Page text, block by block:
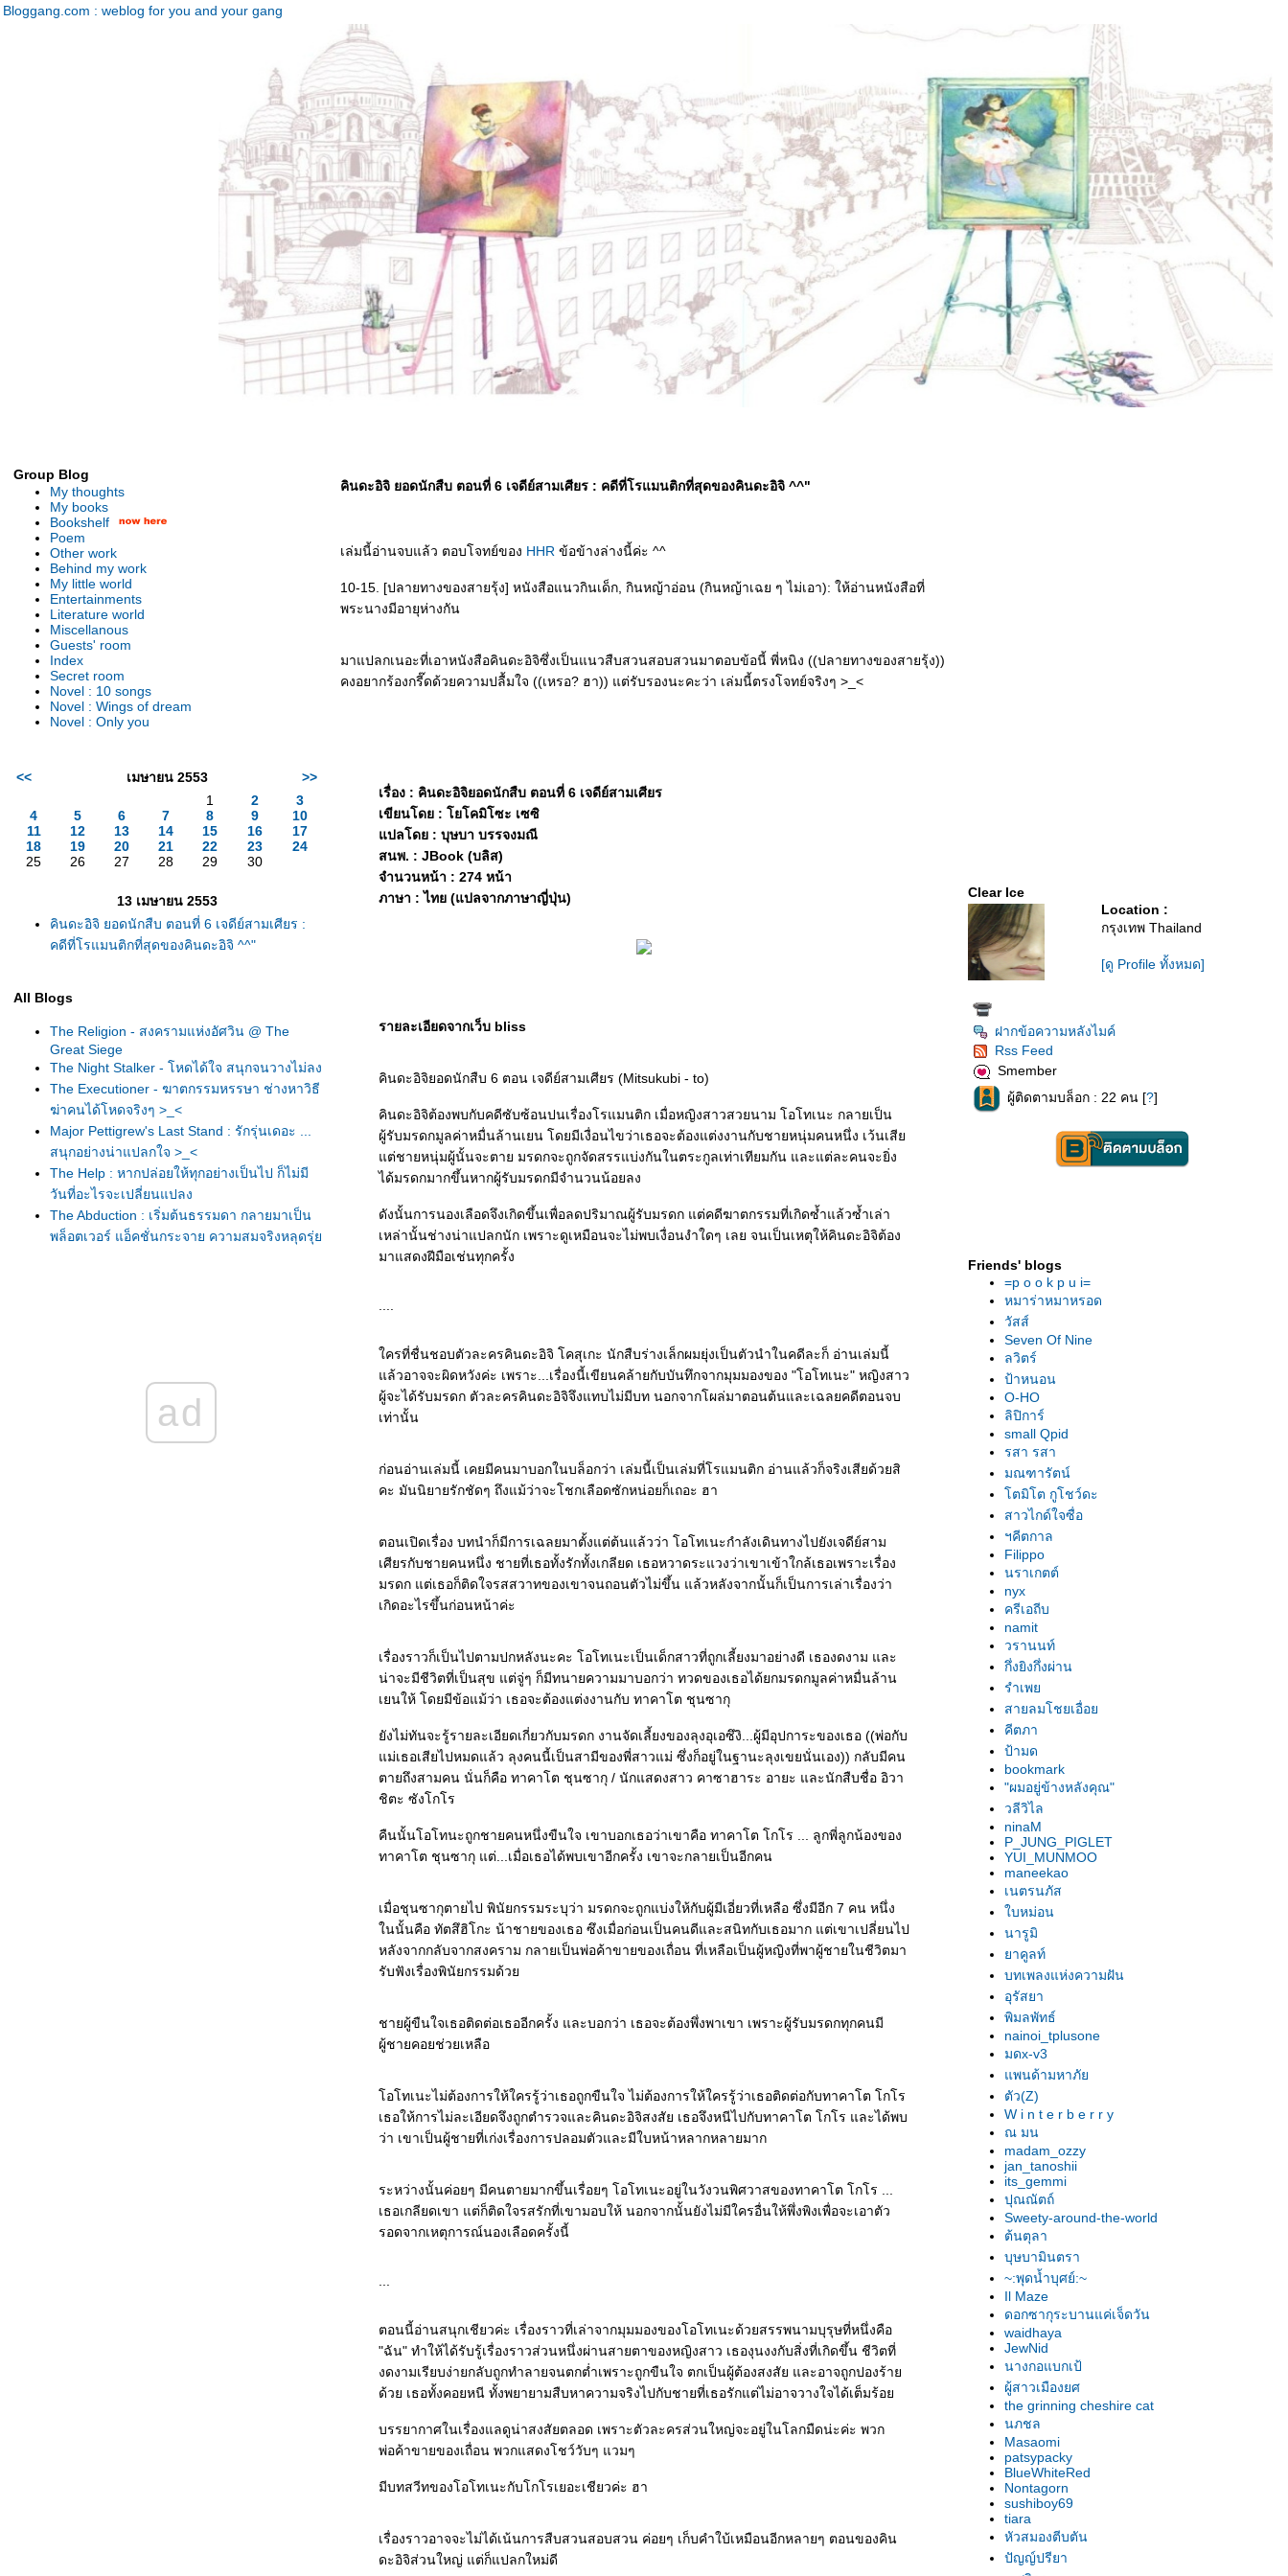
Bloggang.com : weblog for you and your gang
Group Blog
My thoughts
My books
Bookshelf
Poem
Other work
Behind my work
My little world
Entertainments
Literature world
Miscellanous
Guests' room
Index
Secret room
Novel : 10 songs
Novel : Wings of dream
Novel : Only you
<< เมษายน 2553
>>
1
2
3
4
5 6 7 8 9
10
11
12 13 14 15 16
17
18
19 20 21 22 23
24
25
26 27 28 29 30
13 เมษายน 2553
คินดะอิจิ ยอดนักสืบ ตอนที่ 6 เจดีย์สามเศียร :
คดีที่โรแมนติกที่สุดของคินดะอิจิ ^^"
All Blogs
The Religion - สงครามแห่งอัศวิน @ The
Great Siege
The Night Stalker - โหดได้ใจ สนุกจนวางไม่ลง
The Executioner - ฆาตกรรมหรรษา ช่างหาวิธี
ฆ่าคนได้โหดจริงๆ >_<
Major Pettigrew's Last Stand : รักรุ่นเดอะ ...
สนุกอย่างน่าแปลกใจ >_<
The Help : หากปล่อยให้ทุกอย่างเป็นไป ก็ไม่มี
วันที่อะไรจะเปลี่ยนแปลง
The Abduction : เริ่มต้นธรรมดา กลายมาเป็น
พล็อตเวอร์ แอ็คชั่นกระจาย ความสมจริงหลุดรุ่
"ศานตาราม" ก็มีทุกสีใน spectrum เลยทีเดียว -
Old City Hall : ทั้งๆ ที่คดีไม่มีอะไรแท้ๆ ก็เขียน
ad
คินดะอิจิ ยอดนักสืบ ตอนที่ 6 เจดีย์สามเศียร : คดีที่โรแมนติกที่สุดของคินดะอิจิ ^^"
เล่มนี้อ่านจบแล้ว ตอบโจทย์ของ HHR ข้อข้างล่างนี้ค่ะ ^^
10-15. [ปลายทางของสายรุ้ง] หนังสือแนวกินเด็ก, กินหญ้าอ่อน (กินหญ้าเฉย ๆ ไม่เอา): ให้อ่านหนังสือที่
พระนางมีอายุห่างกัน
มาแปลกเนอะที่เอาหนังสือคินดะอิจิซึ่งเป็นแนวสืบสวนสอบสวนมาตอบข้อนี้ พี่หนิง ((ปลายทางของสายรุ้ง))
คงอยากร้องกรี๊ดด้วยความปลื้มใจ ((เหรอ? ฮา)) แต่รับรองนะคะว่า เล่มนี้ตรงโจทย์จริงๆ >_<
เรื่อง : คินดะอิจิยอดนักสืบ ตอนที่ 6 เจดีย์สามเศียร
เขียนโดย : โยโคมิโซะ เซซิ
ปลโดย : บุษบา บรรจงมณี
สนพ. : JBook (บลิส)
จำนวนหน้า : 274 หน้า
ภาษา : ไทย (แปลจากภาษาญี่ปุ่น)
รายละเอียดจากเว็บ bliss
คินดะอิจิยอดนักสืบ 6 ตอน เจดีย์สามเศียร (Mitsukubi - to)
คินดะอิจิต้องพบกับคดีซับซ้อนปนเรื่องโรแมนติก เมื่อหญิงสาวสวยนาม โอโทเนะ กลายเป็น
ผู้รับมรดกมูลค่าหมื่นล้านเยน โดยมีเงื่อนไขว่าเธอจะต้องแต่งงานกับชายหนุ่มคนหนึ่ง เว้นเสี
ต่ชายหนุ่มผู้นั้นจะตาย มรดกจะถูกจัดสรรแบ่งกันในตระกูลเท่าเทียมกัน และแต่ละคนจะยิ่ง
ได้มรดกมากขึ้นหากผู้รับมรดกมีจำนวนน้อยลง
ดังนั้นการนองเลือดจึงเกิดขึ้นเพื่อลดปริมาณผู้รับมรดก แต่คดีฆาตกรรมที่เกิดซ้ำแล้วซ้ำเล่า
เหล่านั้นช่างน่าแปลกนัก เพราะดูเหมือนจะไม่พบเงื่อนงำใดๆ เลย จนเป็นเหตุให้คินดะอิจิต้อง
มาแสดงฝีมือเช่นทุกครั้ง
ครที่ชื่นชอบตัวละครคินดะอิจิ โคสุเกะ นักสืบร่างเล็กผมยุ่งเป็นตัวนำในคดีละก็ อ่านเล่มนี้
ล้วอาจจะผิดหวังค่ะ เพราะ...เรื่องนี้เขียนคล้ายกับบันทึกจากมุมมองของ "โอโทเนะ" หญิงสาว
ผู้จะได้รับมรดก ตัวละครคินดะอิจิจึงแทบไม่มีบท นอกจากโผล่มาตอนต้นและเฉลยคดีตอนจบ
เท่านั้น
ก่อนอ่านเล่มนี้ เคยมีคนมาบอกในบล็อกว่า เล่มนี้เป็นเล่มที่โรแมนติก อ่านแล้วก็จริงเสียด้วยสิ
คะ มันนิยายรักชัดๆ ถึงแม้ว่าจะโชกเลือดซักหน่อยก็เถอะ ฮา
ตอนเปิดเรื่อง บทนำก็มีการเฉลยมาตั้งแต่ต้นแล้วว่า โอโทเนะกำลังเดินทางไปยังเจดีย์สาม
เศียรกับชายคนหนึ่ง ชายที่เธอทั้งรักทั้งเกลียด เธอหวาดระแวงว่าเขาเข้าใกล้เธอเพราะเรื่อง
มรดก แต่เธอก็ติดใจรสสวาทของเขาจนถอนตัวไม่ขึ้น แล้วหลังจากนั้นก็เป็นการเล่าเรื่องว่า
เกิดอะไรขึ้นก่อนหน้าค่ะ
เรื่องราวก็เป็นไปตามปกหลังนะคะ โอโทเนะเป็นเด็กสาวที่ถูกเลี้ยงมาอย่างดี เธองดงาม และ
น่าจะมีชีวิตที่เป็นสุข แต่จู่ๆ ก็มีทนายความมาบอกว่า ทวดของเธอได้ยกมรดกมูลค่าหมื่นล้าน
เยนให้ โดยมีข้อแม้ว่า เธอจะต้องแต่งงานกับ ทาคาโต ชุนซากุ
ังไม่ทันจะรู้รายละเอียดเกี่ยวกับมรดก งานจัดเลี้ยงของลุงอุเอซึงิ...ผู้มีอุปการะของเธอ ((พ่อกับ
ม่เธอเสียไปหมดแล้ว ลุงคนนี้เป็นสามีของพี่สาวแม่ ซึ่งก็อยู่ในฐานะลุงเขยนั่นเอง)) กลับมีคน
ตายถึงสามคน นั่นก็คือ ทาคาโต ชุนซากุ / นักแสดงสาว คาซาฮาระ อายะ และนักสืบชื่อ อิวา
ชิตะ ซังโกโร
คืนนั้นโอโทนะถูกชายคนหนึ่งขืนใจ เขาบอกเธอว่าเขาคือ ทาคาโต โกโร ... ลูกพี่ลูกน้องของ
ทาคาโต ชุนซากุ แต่...เมื่อเธอได้พบเขาอีกครั้ง เขาจะกลายเป็นอีกคน
เมื่อชุนซากุตายไป พินัยกรรมระบุว่า มรดกจะถูกแบ่งให้กับผู้มีเอี่ยวที่เหลือ ซึ่งมีอีก 7 คน หนึ่ง
นนั้นคือ ทัตสึฮิโกะ น้าชายของเธอ ซึงเมื่อก่อนเป็นคนดีและสนิทกับเธอมาก แต่เขาเปลี่ยนไป
หลังจากกลับจากสงคราม กลายเป็นพ่อค้าขายของเถื่อน ที่เหลือเป็นผู้หญิงที่พาผู้ชายในชีวิตมา
รับฟังเรื่องพินัยกรรมด้ว
ชายผู้ขืนใจเธอติดต่อเธออีกครั้ง และบอกว่า เธอจะต้องพึ่งพาเขา เพราะผู้รับมรดกทุกคนมี
ผู้ชายคอยช่วยเหลือ
อโทเนะไม่ต้องการให้ใครรู้ว่าเธอถูกขืนใจ ไม่ต้องการให้ใครรู้ว่าเธอติดต่อกับทาคาโต โกโร
เธอให้การไม่ละเอียดจึงถูกตำรวจและคินดะอิจิสงสัย เธอจึงหนีไปกับทาคาโต โกโร และได้พบ
ว่า เขาเป็นผู้ชายที่เก่งเรื่องการปลอมตัวและมีใบหน้าหลากหลายมาก
ระหว่างนั้นค่อยๆ มีคนตายมากขึ้นเรื่อยๆ โอโทเนะอยู่ในวังวนพิศวาสของทาคาโต โกโร ...
เธอเกลียดเขา แต่ก็ติดใจรสรักที่เขามอบให้ นอกจากนั้นยังไม่มีใครอื่นให้พึ่งพิงเพื่อจะเอาตัว
รอดจากเหตุการณ์นองเลือดครั้งนี้
ตอนนี้อ่านสนุกเชียวค่ะ เรื่องราวที่เล่าจากมุมมองของโอโทเนะด้วยสรรพนามบุรุษที่หนึ่งคือ
"ฉัน" ทำให้ได้รับรู้เรื่องราวส่วนหนึ่งผ่านสายตาของหญิงสาว เธองุนงงกับสิ่งที่เกิดขึ้น ชีวิตที่
งดงามเรียบง่ายกลับถูกทำลายจนตกต่ำเพราะถูกขืนใจ ตกเป็นผู้ต้องสงสัย และอาจถูกปองร้า
ด้วย เธอทั้งคอยหนี ทั้งพยายามสืบหาความจริงไปกับชายที่เธอรักแต่ไม่อาจวางใจได้เต็มร้อ
บรรยากาศในเรื่องแลดูน่าสงสัยตลอด เพราะตัวละครส่วนใหญ่จะอยู่ในโลกมืดน่ะค่ะ พวก
พ่อค้าขายของเถื่อน พวกแสดงโชว์วับๆ แวมๆ
มีบทสวีทของโอโทเนะกับโกโรเยอะเชียวค่ะ ฮา
เรื่องราวอาจจะไม่ได้เน้นการสืบสวนสอบสวน ค่อยๆ เก็บคำใบ้เหมือนอีกหลายๆ ตอนของคิน
ดะอิจิส่วนใหญ่ แต่ก็แปลกใหม่ดี
Clear Ice
Location :
กรุงเทพ Thailand
[ดู Profile ทั้งหมด]
ฝากข้อความหลังไมค์
Rss Feed
Smember
ผู้ติดตามบล็อก : 22 คน [?]
Friends' blogs
=p o o k p u i=
หมาร่าหมาหรอด
วัสส์
Seven Of Nine
ลวิตร์
ป้าหนอน
O-HO
ลิปิการ์
small Qpid
รสา รสา
มณฑารัตน์
ตมิโต กูโชว์ดะ
สาวไกด์ใจซื่อ
ฯคีตกาล
Filippo
นราเกตต์
nyx
ครีเอถีบ
namit
วรานนท์
กึ่งยิงกึ่งผ่าน
รำเพ
สายลมโชยเอื่อ
คีตภา
ป้ามด
bookmark
"ผมอยู่ข้างหลังคุณ"
วลีวิไล
ninaM
P_JUNG_PIGLET
YUI_MUNMOO
maneekao
เนตรนภัส
บหม่อน
นารูมิ
าคูลท์
บทเพลงแห่งความฝัน
อุรัสยา
พิมลพัทธ์
nainoi_tplusone
มดx-v3
พนด้ามหาภั
ตัว(Z)
W i n t e r b e r r y
ณ มน
madam_ozzy
jan_tanoshii
its_gemmi
ปุณณัตถ์
Sweety-around-the-world
ต้นตุลา
บุษบามินตรา
~:พุดน้ำบุศย์:~
Il Maze
ดอกซากุระบานแค่เจ็ดวัน
waidhaya
JewNid
นางกอแบกเป้
ผู้สาวเมืองยศ
the grinning cheshire cat
นภชล
Masaomi
patsypacky
BlueWhiteRed
Nontagorn
sushiboy69
tiara
หัวสมองตีบตัน
ปัญญ์ปรียา